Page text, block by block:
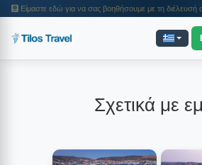
Είμαστε εδώ για να σας βοηθήσουμε με τη διέλευσή σας και την απλοποιημένη διαδικασία εισόδου. Το 2025, διευκολύναμε τις διαδικασίες διέλευσης από τα νησιά και τα ταξίδια με πλοίο για χιλιάδες επιβάτες. Επισκεφθείτε
Σχετικά με